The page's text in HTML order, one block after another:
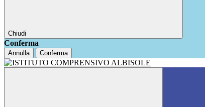
Chiudi
Conferma
Annulla Conferma